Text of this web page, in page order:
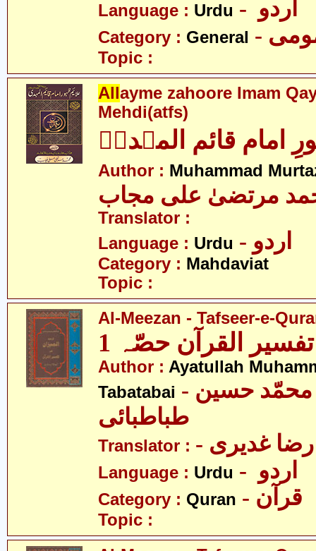
Language : Urdu
Category : General
Topic :
Allayme zahoore Imam
Mehdi(atfs)
امام قائم المہدیؑ
Author : Muhammad
مرتضیٰ علی مجاب
Translator :
Language : Urdu - اردو
Category : Mahdaviat
Topic :
Al-Meezan - Tafseer-e-
القرآن حصّہ 1
Author : Ayatullah
Tabatabai - آیت اللہ محمّد حسین
طباطبائی
Translator : رضا غدیری
Language : Urdu
Category : Quran - قرآن
Topic :